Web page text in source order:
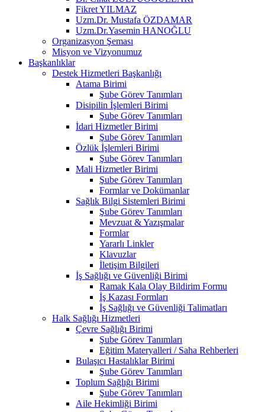
Fikret YILMAZ
Uzm.Dr. Mustafa ÖZDAMAR
Uzm.Dr.Yasemin HANOĞLU
Organizasyon Şeması
Misyon ve Vizyonumuz
Başkanlıklar
Destek Hizmetleri Başkanlığı
Atama Birimi
Şube Görev Tanımları
Disipilin İşlemleri Birimi
Şube Görev Tanımları
İdari Hizmetler Birimi
Şube Görev Tanımları
Özlük İşlemleri Birimi
Şube Görev Tanımları
Mali Hizmetler Birimi
Şube Görev Tanımları
Formlar ve Dokümanlar
Sağlık Bilgi Sistemleri Birimi
Şube Görev Tanımları
Mevzuat & Yazışmalar
Formlar
Yararlı Linkler
Klavuzlar
İletişim Bilgileri
İş Sağlığı ve Güvenliği Birimi
Ramak Kala Olay Bildirim Formu
İş Kazası Formları
İş Sağlığı ve Güvenliği Talimatları
Halk Sağlığı Hizmetleri
Çevre Sağlığı Birimi
Şube Görev Tanımları
Eğitim Materyalleri / Saha Rehberleri
Bulaşıcı Hastalıklar Birimi
Şube Görev Tanımları
Toplum Sağlığı Birimi
Şube Görev Tanımları
Aile Hekimliği Birimi